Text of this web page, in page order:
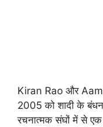
Kiran Rao और
2005 को शादी के
रचनात्मक संघों में से